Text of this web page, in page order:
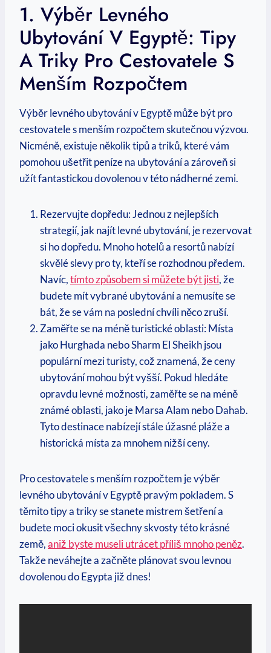
1. Výběr Levného
Ubytování V Egyptě: Tipy
A Triky Pro Cestovatele S
Menším ⁣rozpočtem
Výběr ‌levného ubytování v Egyptě může být ⁣pro
cestovatele s ‍menším ‍rozpočtem⁤ skutečnou výzvou.
Nicméně,⁣ existuje‌ několik⁢ tipů a ​triků, ‌které vám
pomohou ušetřit peníze na ‍ubytování a ​zároveň ⁣si
‌užít ⁤fantastickou​ dovolenou v⁢ této nádherné zemi.
Rezervujte dopředu: ‌Jednou z nejlepších
strategií, jak najít levné ubytování, je⁢ rezervovat
si ho⁤ dopředu. Mnoho ‌hotelů a resortů ⁢nabízí
‌skvělé slevy pro ty, ‌kteří se rozhodnou předem.
Navíc,tímto‌ způsobem si‍ můžete být​ jisti, že
budete mít vybrané ubytování a nemusíte​ se
bát, že ‍se vám na poslední chvíli něco zruší.
Zaměřte se ⁢na ⁤méně ‍turistické ⁢oblasti:⁣ Místa⁤
jako Hurghada nebo Sharm El Sheikh jsou
populární mezi turisty, což znamená, že ceny
ubytování⁣ mohou být‍ vyšší. Pokud hledáte
opravdu levné ​možnosti, zaměřte se na méně
‍známé oblasti, ⁤jako je Marsa ‍Alam nebo Dahab.
Tyto destinace nabízejí stále úžasné pláže a
historická místa za mnohem⁣ nižší⁤ ceny.
Pro‍ cestovatele s menším rozpočtem je výběr
levného ubytování v‍ Egyptě pravým pokladem. S
těmito‍ tipy a triky se ⁤stanete mistrem šetření a
budete moci okusit všechny skvosty této krásné
země,aniž byste museli ⁣utrácet příliš mnoho‌ peněz.
Takže ⁤neváhejte a začněte plánovat svou levnou
dovolenou do Egypta již dnes!